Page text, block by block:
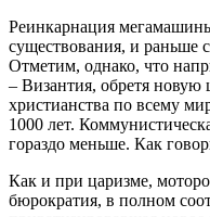
Реинкарнация
существования, и раньше
Отметим, однако, что
– Византия, обретя новую
христианства по всему
1000 лет.
гораздо меньше. Как
Как и при царизме,
бюрократия, в полном